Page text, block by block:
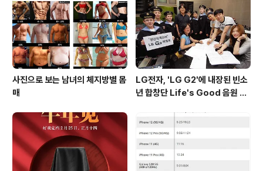
지원하는 안드로이드원 스마트폰답게 안드로이드 8.1 오레
오를 기본으로 탑재한 것이 특징입니다. 모토로라 원파워
주요 스펙6.2인치 FullHD..
사진으로 보는 남녀의 체지방별 몸
매
LG전자, 'LG G2'에 내장된 빈소
년 합창단 Life's Good 음원 공